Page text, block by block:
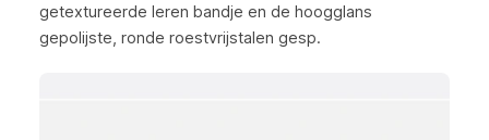
getextureerde leren bandje en de hoogglans
gepolijste, ronde roestvrijstalen gesp.